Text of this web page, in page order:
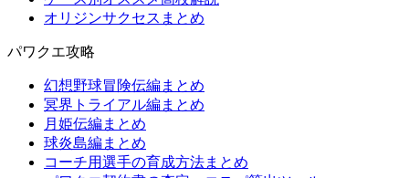
オリジンサクセスまとめ
パワクエ攻略
幻想野球冒険伝編まとめ
冥界トライアル編まとめ
月姫伝編まとめ
球炎島編まとめ
コーチ用選手の育成方法まとめ